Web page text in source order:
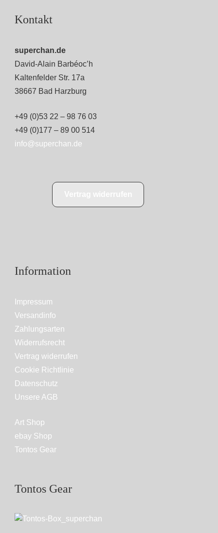
Kontakt
superchan.de
David-Alain Barbéoc’h
Kaltenfelder Str. 17a
38667 Bad Harzburg
+49 (0)53 22 – 98 76 03
+49 (0)177 – 89 00 514
info@superchan.de
Information
Impressum
Versandinfo
Zahlungsarten
Widerrufsrecht
Vertrag widerrufen
Cookie Richtlinie
Datenschutz
Unsere AGB
Art Shop
ebay Shop
Tontos Gear
Tontos Gear